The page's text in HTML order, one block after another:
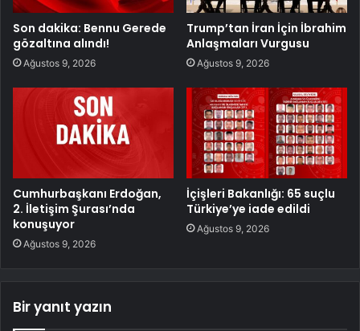
Son dakika: Bennu Gerede
gözaltına alındı!
Ağustos 9, 2026
Trump’tan İran İçin İbrahim
Anlaşmaları Vurgusu
Ağustos 9, 2026
Cumhurbaşkanı Erdoğan,
2. İletişim Şurası’nda
konuşuyor
Ağustos 9, 2026
İçişleri Bakanlığı: 65 suçlu
Türkiye’ye iade edildi
Ağustos 9, 2026
Bir yanıt yazın